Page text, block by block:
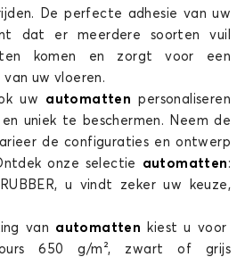
GALOPER
HYUNDAI GALOPER
De perfecte adhesie van uw
dat er meerdere soorten vuil
komen en zorgt voor een
uw vloeren.
uw automatten personaliseren
uniek te beschermen. Neem de
de configuraties en ontwerp
onze selectie automatten :
u vindt zeker uw keuze,
van automatten kiest u voor
650 g/m², zwart of grijs